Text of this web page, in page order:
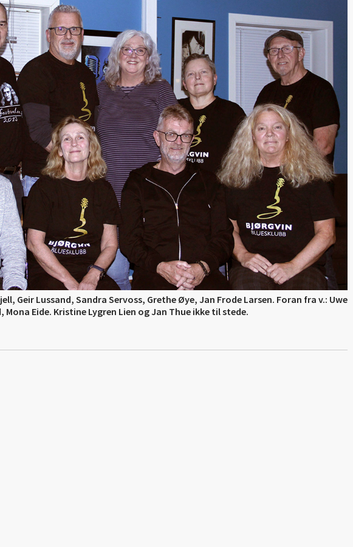
Geir Lussand, Sandra Servoss, Grethe Øye, Jan Frode Larsen. Foran fra v.: Uwe
Eide. Kristine Lygren Lien og Jan Thue ikke til stede.